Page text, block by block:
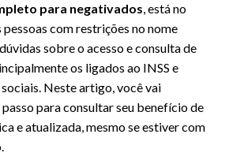
para negativados, está no
com restrições no nome
sobre o acesso e consulta de
os ligados ao INSS e
Neste artigo, você vai
para consultar seu benefício de
e atualizada, mesmo se estiver com